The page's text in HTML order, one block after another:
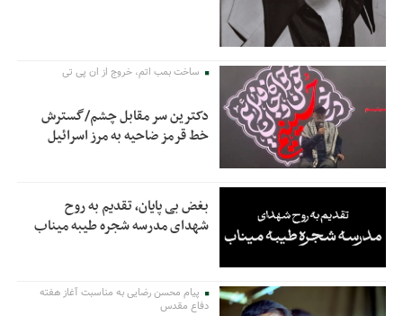
ساخت بمب اتم، خروج از ان پی تی
دکترین سر مقابل چشم/گسترش
خط قرمز ضاحیه به مرز اسرائیل
بغض بی پایان، تقدیم به روح
شهدای مدرسه شجره طیبه میناب
پیام محسن رضایی به مناسبت آغاز هفته
دفاع مقدس